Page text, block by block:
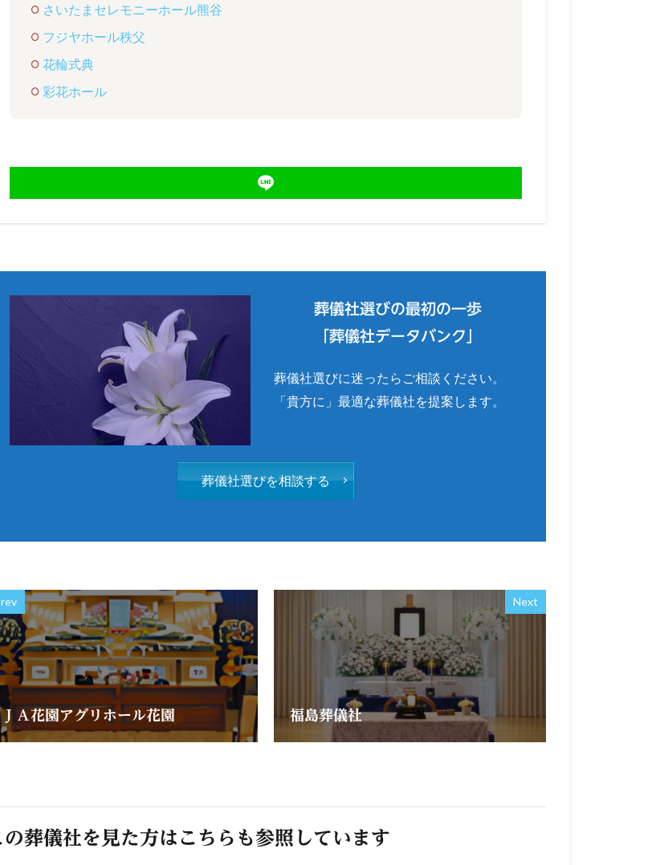
さいたまセレモニーホール熊谷
フジヤホール秩父
花輪式典
彩花ホール
葬儀社選びの最初の一歩
「葬儀社データバンク」
葬儀社選びに迷ったらご相談ください。
「貴方に」最適な葬儀社を提案します。
葬儀社選びを相談する
ＪＡ花園アグリホール花園
Next
福島葬儀社
の葬儀社を見た方はこちらも参照しています